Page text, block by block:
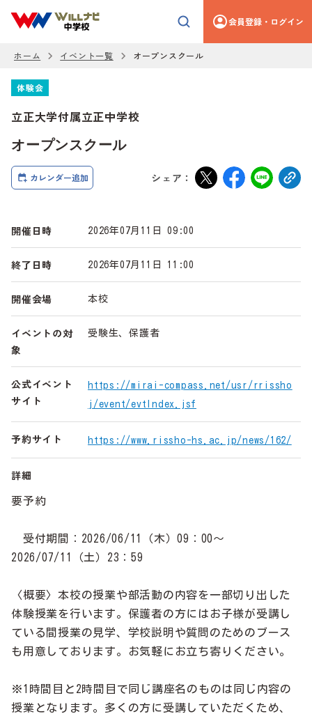
会員登録・ログイン
ホーム イベント一覧 オープンスクール
オープンスクール
立正大学付属立正中学校
体験会
カレンダー追加 シェア：
開催日時 2026年07月11日 09:00
終了日時 2026年07月11日 11:00
開催会場 本校
イベントの対
象
受験生、保護者
公式イベント
サイト
https://mirai-compass.net/usr/rrissho
j/event/evtIndex.jsf
予約サイト https://www.rissho-hs.ac.jp/news/162/
詳細
要予約
受付期間：2026/06/11（木）09：00〜
2026/07/11（土）23：59
〈概要〉本校の授業や部活動の内容を一部切り出した
体験授業を行います。保護者の方にはお子様が受講し
ている間授業の見学、学校説明や質問のためのブース
も用意しております。お気軽にお立ち寄りください。
※1時間目と2時間目で同じ講座名のものは同じ内容の
授業となります。多くの方に受講していただくため、